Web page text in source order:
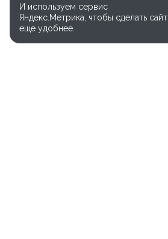
И используем сервис
Яндекс.Метрика, чтобы сделать сайт
еще удобнее.